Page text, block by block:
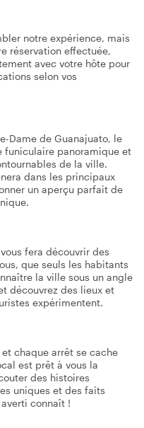
notre expérience, mais
réservation effectuée,
avec votre hôte pour
selon vos
Dame de Guanajuato, le
funiculaire panoramique et
de la ville.
dans les principaux
un aperçu parfait de
fera découvrir des
que seuls les habitants
la ville sous un angle
découvrez des lieux et
expérimentent.
chaque arrêt se cache
est prêt à vous la
des histoires
uniques et des faits
connaît !